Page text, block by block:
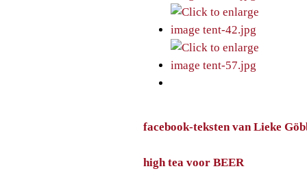
facebook-teksten van Lieke
high tea voor BEER